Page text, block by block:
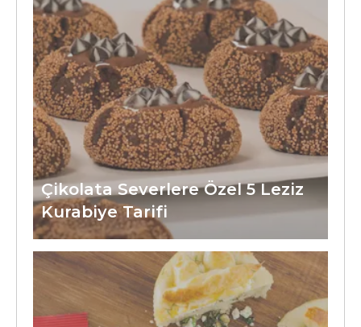
Çikolata Severlere Özel 5 Leziz
Kurabiye Tarifi